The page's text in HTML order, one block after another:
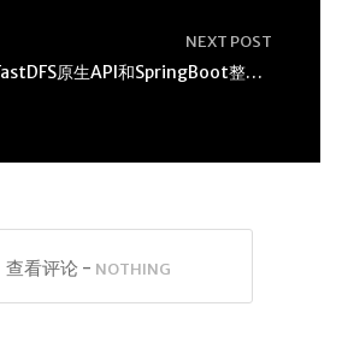
NEXT POST
java操作FastDFS原生API和SpringBoot整合FastDFS
查看评论 - NOTHING